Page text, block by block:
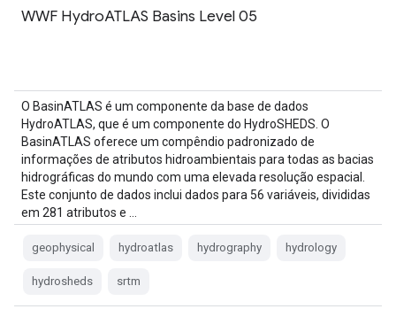
WWF HydroATLAS Basins Level 05
O BasinATLAS é um componente da base de dados
HydroATLAS, que é um componente do HydroSHEDS. O
BasinATLAS oferece um compêndio padronizado de
informações de atributos hidroambientais para todas as bacias
hidrográficas do mundo com uma elevada resolução espacial.
Este conjunto de dados inclui dados para 56 variáveis, divididas
em 281 atributos e …
geophysical hydroatlas hydrography hydrology
hydrosheds srtm